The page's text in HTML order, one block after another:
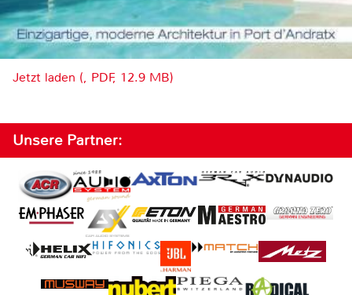
Jetzt laden (, PDF, 12.9 MB)
Unsere Partner: